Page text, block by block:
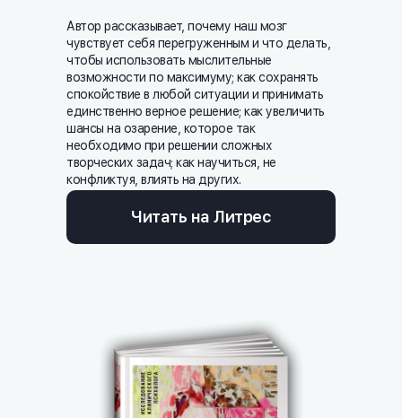
Автор рассказывает, почему наш мозг
чувствует себя перегруженным и что делать,
чтобы использовать мыслительные
возможности по максимуму; как сохранять
спокойствие в любой ситуации и принимать
единственно верное решение; как увеличить
шансы на озарение, которое так
необходимо при решении сложных
творческих задач; как научиться, не
конфликтуя, влиять на других.
Читать на Литрес